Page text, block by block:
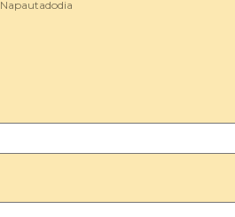
Napautadodia